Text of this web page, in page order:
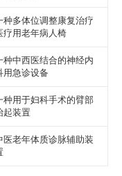
种多体位调整康复治疗
疗用老年病人椅
种中西医结合的神经内
用急诊设备
种用于妇科手术的臂部
起装置
医老年体质诊脉辅助装